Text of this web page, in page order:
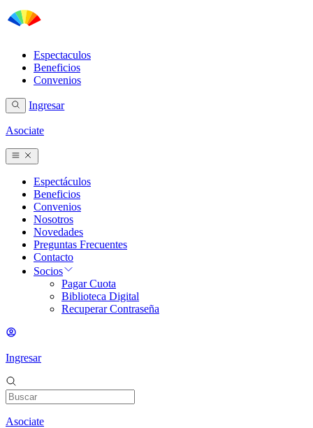
Espectaculos
Beneficios
Convenios
Ingresar
Asociate
Espectáculos
Beneficios
Convenios
Nosotros
Novedades
Preguntas Frecuentes
Contacto
Socios
Pagar Cuota
Biblioteca Digital
Recuperar Contraseña
Ingresar
Asociate